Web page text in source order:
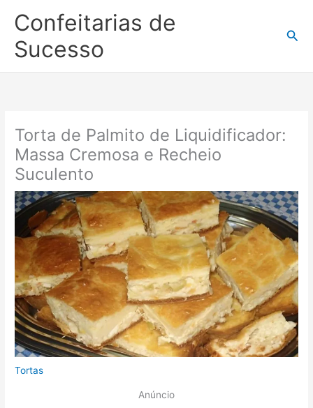
para
conteúdo
Confeitarias de
Sucesso
Torta de Palmito de Liquidificador:
Massa Cremosa e Recheio
Suculento
Tortas
Anúncio